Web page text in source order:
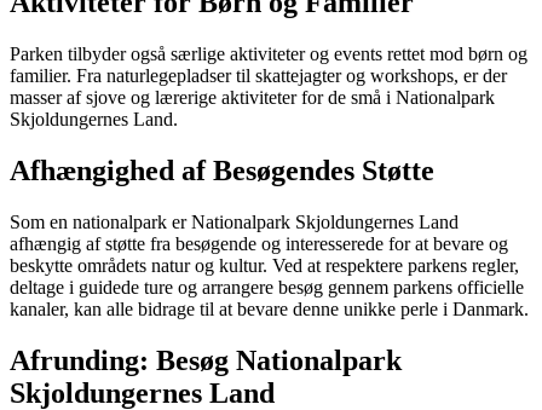
Parken tilbyder også særlige aktiviteter og events rettet mod børn og
familier. Fra naturlegepladser til skattejagter og workshops, er der
masser af sjove og lærerige aktiviteter for de små i Nationalpark
Skjoldungernes Land.
Afhængighed af Besøgendes Støtte
Som en nationalpark er Nationalpark Skjoldungernes Land
afhængig af støtte fra besøgende og interesserede for at bevare og
beskytte områdets natur og kultur. Ved at respektere parkens regler,
deltage i guidede ture og arrangere besøg gennem parkens officielle
kanaler, kan alle bidrage til at bevare denne unikke perle i Danmark.
Afrunding: Besøg Nationalpark
Skjoldungernes Land